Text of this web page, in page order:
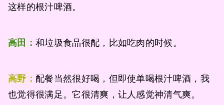
这样的根汁啤酒。
高田： 和垃圾食品很配，比如吃肉的时候。
高野： 配餐当然很好喝，但即使单喝根汁啤酒，我
也觉得很满足。它很清爽，让人感觉神清气爽。